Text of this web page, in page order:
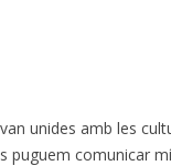
unides amb les
puguem comunicar